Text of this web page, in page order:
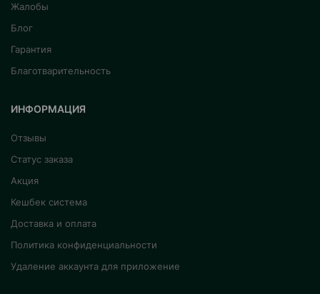
Жалобы
Блог
Гарантия
Благотварительность
ИНФОРМАЦИЯ
Отзывы
Статус заказа
Акция
Кешбек система
Доставка и оплата
Политика конфиденциальности
Удаление аккаунта для приложение